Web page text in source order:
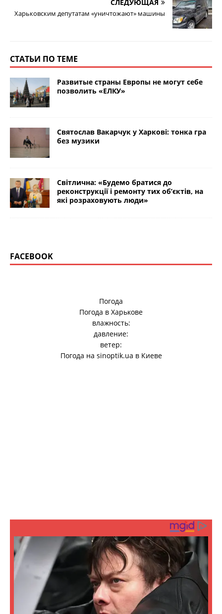
СЛЕДУЮЩАЯ
Харьковским депутатам «уничтожают» машины
СТАТЬИ ПО ТЕМЕ
Развитые страны Европы не могут себе
позволить «ЕЛКУ»
Святослав Вакарчук у Харкові: тонка гра
без музики
Світлична: «Будемо братися до
реконструкції і ремонту тих об’єктів, на
які розраховують люди»
FACEBOOK
Погода
Погода в Харькове
влажность:
давление:
ветер:
Погода на sinoptik.ua в Киеве